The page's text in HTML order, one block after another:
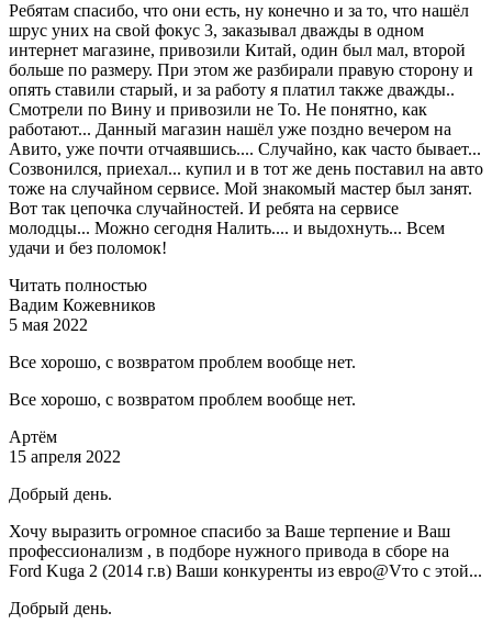
Ребятам спасибо, что они есть, ну конечно и за то, что нашёл
шрус уних на свой фокус 3, заказывал дважды в одном
интернет магазине, привозили Китай, один был мал, второй
больше по размеру. При этом же разбирали правую сторону и
опять ставили старый, и за работу я платил также дважды..
Смотрели по Вину и привозили не То. Не понятно, как
работают... Данный магазин нашёл уже поздно вечером на
Авито, уже почти отчаявшись.... Случайно, как часто бывает...
Созвонился, приехал... купил и в тот же день поставил на авто
тоже на случайном сервисе. Мой знакомый мастер был занят.
Вот так цепочка случайностей. И ребята на сервисе
молодцы... Можно сегодня Налить.... и выдохнуть... Всем
удачи и без поломок!
Читать полностью
Вадим Кожевников
5 мая 2022
Все хорошо, с возвратом проблем вообще нет.
Все хорошо, с возвратом проблем вообще нет.
Артём
15 апреля 2022
Добрый день.
Хочу выразить огромное спасибо за Ваше терпение и Ваш
профессионализм , в подборе нужного привода в сборе на
Ford Kuga 2 (2014 г.в) Ваши конкуренты из евро@Vто с этой...
Добрый день.